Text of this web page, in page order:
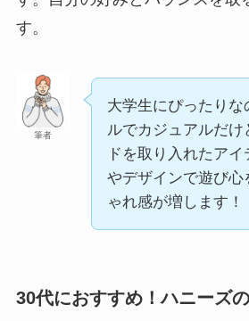
す。
筆者
大学生にぴったりな
ルでカジュアルだけ
ドを取り入れたア
やデザインで遊び心
ゃれ感が増します！
30代におすすめ！ハニーズ